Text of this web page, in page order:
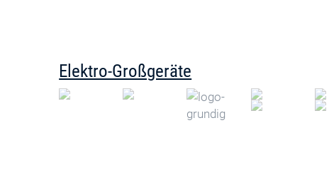
Elektro-Großgeräte